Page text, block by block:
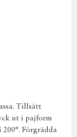
Tillsätt
ut i pajform
Förgrädda